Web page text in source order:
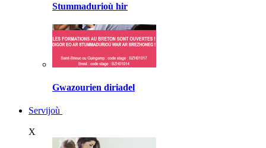
Stummadurioù hir
Gwazourien diriadel
Servijoù
X